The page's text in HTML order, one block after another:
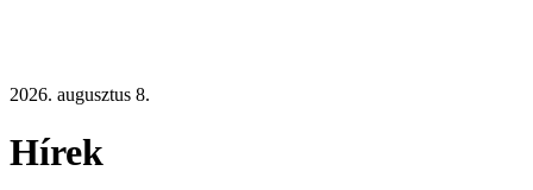
2026. augusztus 8.
Hírek